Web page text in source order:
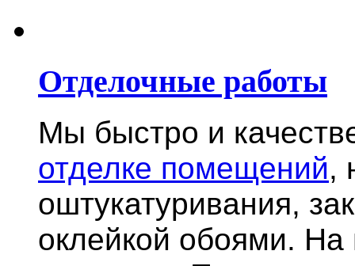
Отделочные работы
Мы быстро и
отделке помещений,
оштукатуривания,
оклейкой обоями.